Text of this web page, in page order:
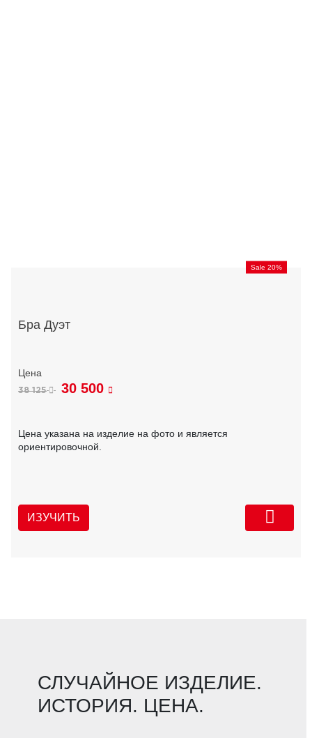
Sale 20%
Бра Дуэт
38 125 30 500
Цена указана на изделие на фото и является
ориентировочной.
ИЗУЧИТЬ
СЛУЧАЙНОЕ ИЗДЕЛИЕ.
ИСТОРИЯ. ЦЕНА.